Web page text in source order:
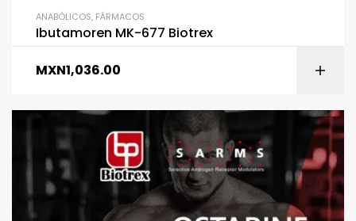
ANABÓLICOS, FÁRMACOS
Ibutamoren MK-677 Biotrex
MXN1,036.00